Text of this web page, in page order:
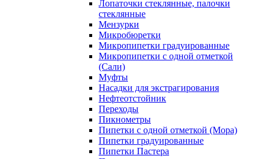
Лопаточки стеклянные, палочки
стеклянные
Мензурки
Микробюретки
Микропипетки градуированные
Микропипетки с одной отметкой
(Сали)
Муфты
Насадки для экстрагирования
Нефтеотстойник
Переходы
Пикнометры
Пипетки с одной отметкой (Мора)
Пипетки градуированные
Пипетки Пастера